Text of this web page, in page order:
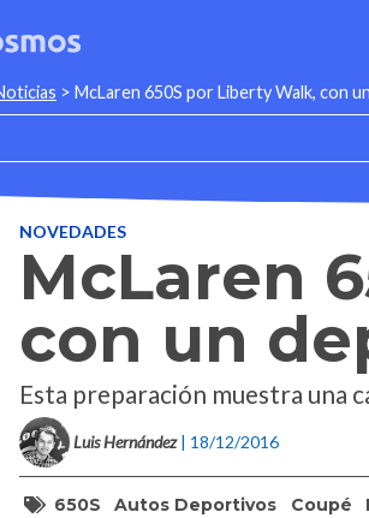
> McLaren 650S por Liberty Walk, con
NOVEDADES
McLaren
con un
Esta preparación muestra una
Luis Hernández | 18/12/2016
650S Autos Deportivos Coupé